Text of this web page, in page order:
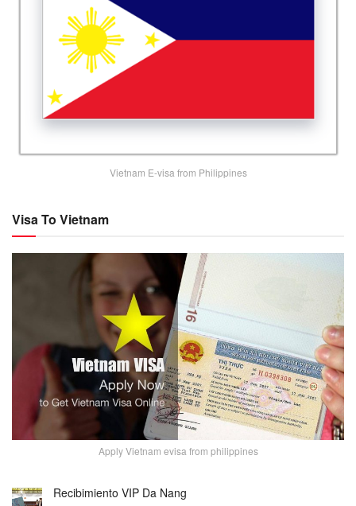
Vietnam E-visa from Philippines
Visa To Vietnam
Apply Vietnam evisa from philippines
Recibimiento VIP Da Nang